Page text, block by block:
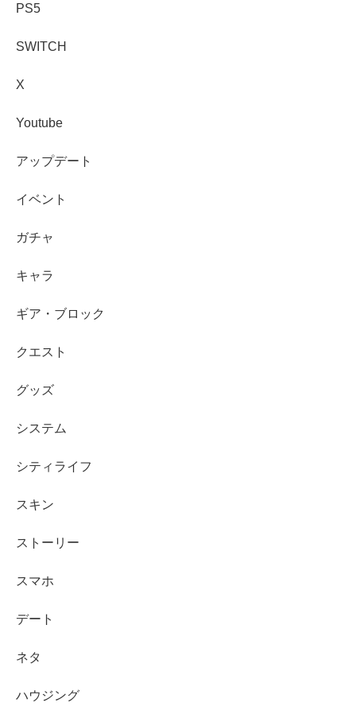
PS5
SWITCH
X
Youtube
アップデート
イベント
ガチャ
キャラ
ギア・ブロック
クエスト
グッズ
システム
シティライフ
スキン
ストーリー
スマホ
デート
ネタ
ハウジング